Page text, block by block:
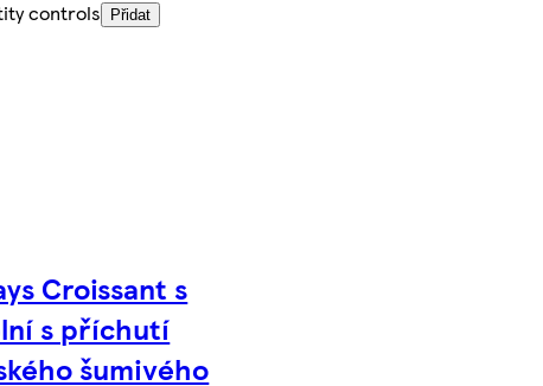
controls Přidat
Croissant s
s příchutí
šumivého